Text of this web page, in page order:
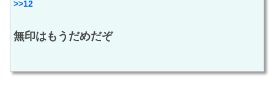
>>12
無印はもうだめだぞ